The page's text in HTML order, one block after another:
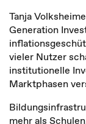
Tanja
Generation
vieler Nutzer
institutionelle
Marktphasen
mehr als